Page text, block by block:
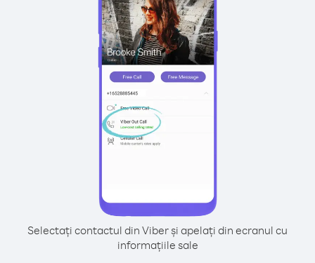
Selectați contactul din Viber și apelați din ecranul cu
informațiile sale